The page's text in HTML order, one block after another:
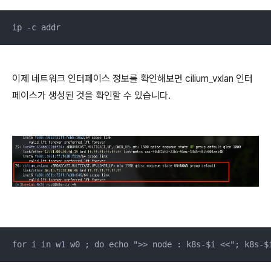
ip -c addr
이제 네트워크 인터페이스 정보를 확인해보면 cilium_vxlan 인터
페이스가 생성된 것을 확인할 수 있습니다.
for i in w1 w0 ; do echo ">> node : k8s-$i <<"; k8s-